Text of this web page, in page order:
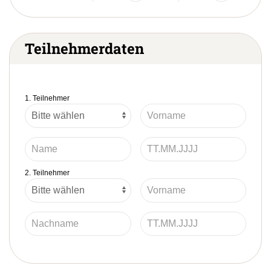
Teilnehmerdaten
1. Teilnehmer
2. Teilnehmer